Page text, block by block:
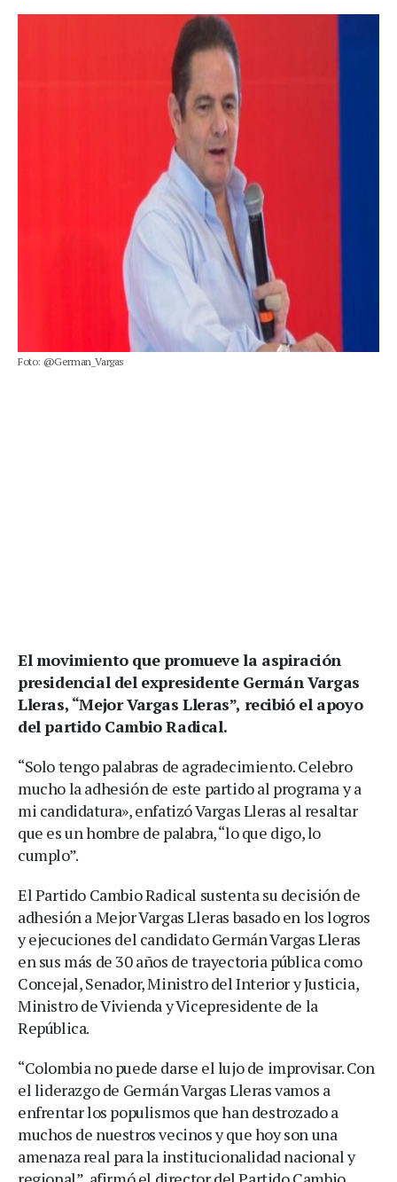
Foto: @German_Vargas
El movimiento que promueve la aspiración
presidencial del expresidente Germán Vargas
Lleras, “Mejor Vargas Lleras”, recibió el apoyo
del partido Cambio Radical.
“Solo tengo palabras de agradecimiento. Celebro
mucho la adhesión de este partido al programa y a
mi candidatura», enfatizó Vargas Lleras al resaltar
que es un hombre de palabra, “lo que digo, lo
cumplo”.
El Partido Cambio Radical sustenta su decisión de
adhesión a Mejor Vargas Lleras basado en los logros
y ejecuciones del candidato Germán Vargas Lleras
en sus más de 30 años de trayectoria pública como
Concejal, Senador, Ministro del Interior y Justicia,
Ministro de Vivienda y Vicepresidente de la
República.
“Colombia no puede darse el lujo de improvisar. Con
el liderazgo de Germán Vargas Lleras vamos a
enfrentar los populismos que han destrozado a
muchos de nuestros vecinos y que hoy son una
amenaza real para la institucionalidad nacional y